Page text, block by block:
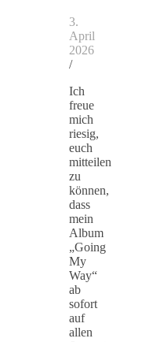
3.
April
2026
/
Ich
freue
mich
riesig,
euch
mitteilen
zu
können,
dass
mein
Album
„Going
My
Way“
ab
sofort
auf
allen